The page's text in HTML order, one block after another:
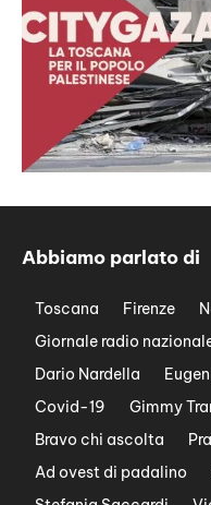
Abbiamo parlato di
Toscana Firenze
Giornale radio
Dario Nardella
Covid-19
Gimmy
Bravo chi ascolta
Ad ovest di padalino